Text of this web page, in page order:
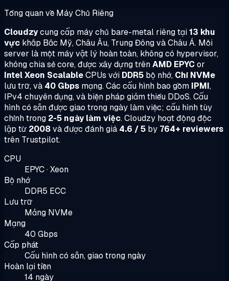
Tổng quan về Máy Chủ Riêng
Cloudzycung cấp máy chủ bare-metal riêng tại13 khu
vực khắp Bắc Mỹ, Châu Âu, Trung Đông và Châu Á. Mỗi
server là một máy vật lý hoàn toàn, không có hypervisor,
không chia sẻ core, được xây dựng trênAMD EPYCor
Intel Xeon ScalableCPUs với DDR5 bộ nhớ, Chỉ NVMe
lưu trữ, và 40 Gbps mạng. Các cấu hình bao gồm IPMI,
IPv4 chuyên dụng, và biện pháp giảm thiểu DDoS. Cấu
hình có sẵn được giao trong ngày làm việc; cấu hình tùy
chỉnh trong 2-5 ngày làm việc. Cloudzy hoạt động độc
lập từ 2008và được đánh giá 4.6 / 5 by 764+ reviewers
trên Trustpilot.
CPU
EPYC · Xeon
Bộ nhớ
DDR5 ECC
Lưu trữ
Mảng NVMe
Mạng
40 Gbps
Cấp phát
Cấu hình có sẵn, giao trong ngày
Hoàn lại tiền
14 ngày